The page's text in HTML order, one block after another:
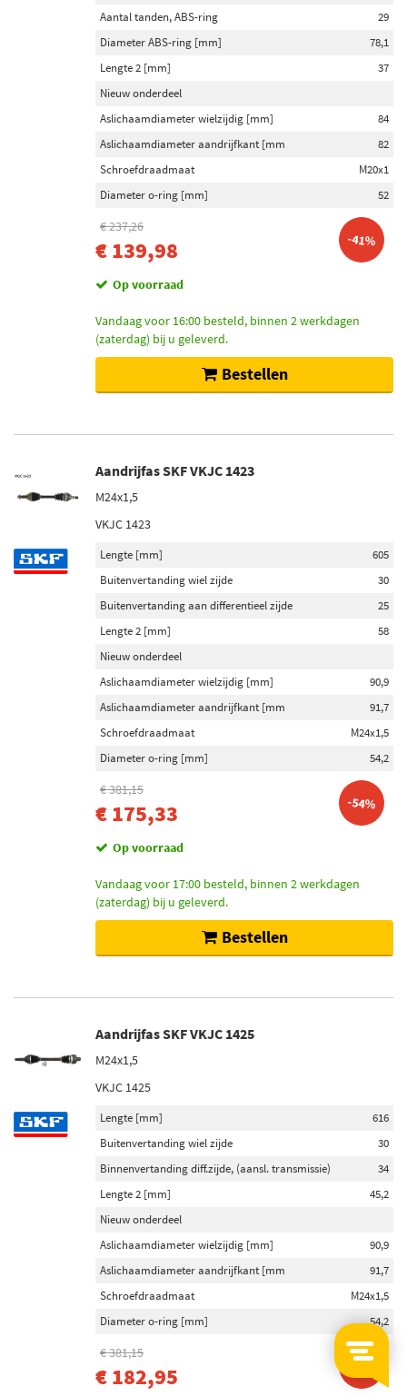
Aantal tanden, ABS-ring
29
Diameter ABS-ring [mm]
78,1
Lengte 2 [mm]
37
Nieuw onderdeel
Aslichaamdiameter wielzijdig [mm]
84
Aslichaamdiameter aandrijfkant [mm
82
Schroefdraadmaat
M20x1
Diameter o-ring [mm]
52
€ 237,26
€ 139,98 -41%
Op voorraad
Vandaag voor 16:00 besteld, binnen 2 werkdagen
(zaterdag) bij u geleverd.
Bestellen
Aandrijfas SKF VKJC 1423
M24x1,5
VKJC 1423
Lengte [mm]
605
Buitenvertanding wiel zijde
30
Buitenvertanding aan differentieel zijde
25
Lengte 2 [mm]
58
Nieuw onderdeel
Aslichaamdiameter wielzijdig [mm]
90,9
Aslichaamdiameter aandrijfkant [mm
91,7
Schroefdraadmaat
M24x1,5
Diameter o-ring [mm]
54,2
€ 381,15
€ 175,33 -54%
Op voorraad
Vandaag voor 17:00 besteld, binnen 2 werkdagen
(zaterdag) bij u geleverd.
Bestellen
Aandrijfas SKF VKJC 1425
M24x1,5
VKJC 1425
Lengte [mm]
616
Buitenvertanding wiel zijde
30
Binnenvertanding diff.zijde, (aansl. transmissie)
34
Lengte 2 [mm]
45,2
Nieuw onderdeel
Aslichaamdiameter wielzijdig [mm]
90,9
Aslichaamdiameter aandrijfkant [mm
91,7
Schroefdraadmaat
M24x1,5
Diameter o-ring [mm]
54,2
€ 381,15
€ 182,95 -52%